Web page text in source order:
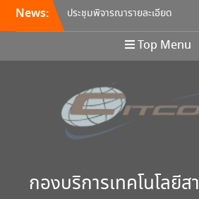
News:
ประชุมพิจารณารายละเอียด
คุณลักษณะ และกำหนดราคา
กลางครุภัณฑ์คอมพิวเตอร์ ครั้ง
ที่ 5/2569
Integration / Continuous
Deployment (CI/CD)
ขอเชิญเข้าร่วมการอบรมสัมมนา
“พัฒนาทักษะการเรียนการสอน
Top Menu
กองบริการเทคโนโลยีส